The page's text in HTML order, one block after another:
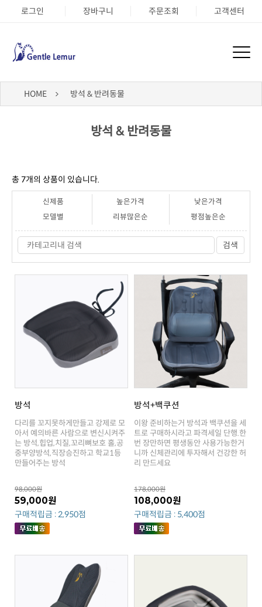
로그인 장바구니 주문조회 고객센터
HOME 방석 & 반려동물
방석 & 반려동물
총 7개의 상품이 있습니다.
신제품 높은가격
낮은가격
모델별
리뷰많은순 평점높은순
검색
방석
만들어주는 방석
98,000원
59,000원
구매적립금 : 2,950점
방석+백쿠션
리 만드세요
178,000원
108,000원
구매적립금 : 5,400점